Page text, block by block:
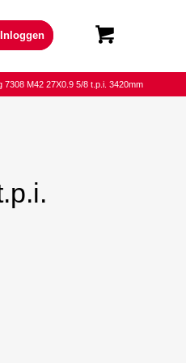
Inloggen
7308 M42 27X0.9 5/8 t.p.i. 3420mm